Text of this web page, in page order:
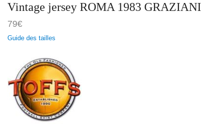
Vintage jersey ROMA 1983 GRAZIANI
79€
Guide des tailles